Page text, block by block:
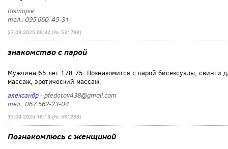
Вікторія
тел.: 095 660-45-31
27.09.2025 09:32 (№ 531798)
знакомство с парой
Мужчина 65 лет 178 75. Познакомится с парой бисексуалы,
массаж, эротический массаж.
александр- pfedotov438@gmail.com
тел.: 067 562-23-04
17.09.2025 18:13 (№ 531788)
Познакомлюсь с женщиной